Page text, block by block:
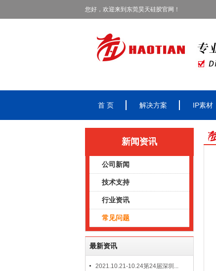
您好，欢迎来到东莞昊天硅胶官网！
首 页 解决方案 IP素材
新闻资讯
公司新闻
技术支持
行业资讯
常见问题
最新资讯
2021.10.21-10.24第24届深圳...